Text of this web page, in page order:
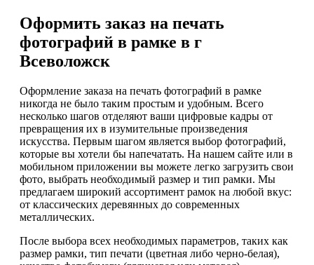
Оформить заказ на печать
фотографий в рамке в г
Всеволожск
Оформление заказа на печать фотографий в рамке
никогда не было таким простым и удобным. Всего
несколько шагов отделяют ваши цифровые кадры от
превращения их в изумительные произведения
искусства. Первым шагом является выбор фотографий,
которые вы хотели бы напечатать. На нашем сайте или в
мобильном приложении вы можете легко загрузить свои
фото, выбрать необходимый размер и тип рамки. Мы
предлагаем широкий ассортимент рамок на любой вкус:
от классических деревянных до современных
металлических.
После выбора всех необходимых параметров, таких как
размер рамки, тип печати (цветная либо черно-белая),